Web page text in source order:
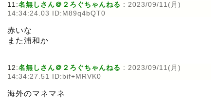
11:名無しさん＠２ろぐちゃんねる : 2023/09/11(月)
14:34:24.03 ID:M89q4bQT0
赤いな
また浦和か
12:名無しさん＠２ろぐちゃんねる : 2023/09/11(月)
14:34:27.51 ID:bif+MRVK0
海外のマネマネ